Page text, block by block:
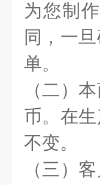
为您制
同，一
单。
（二）
币。在
不变。
（三）